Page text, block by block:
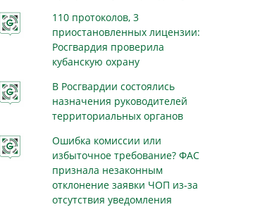
110 протоколов, 3
приостановленных лицензии:
Росгвардия проверила
кубанскую охрану
В Росгвардии состоялись
назначения руководителей
территориальных органов
Ошибка комиссии или
избыточное требование? ФАС
признала незаконным
отклонение заявки ЧОП из-за
отсутствия уведомления